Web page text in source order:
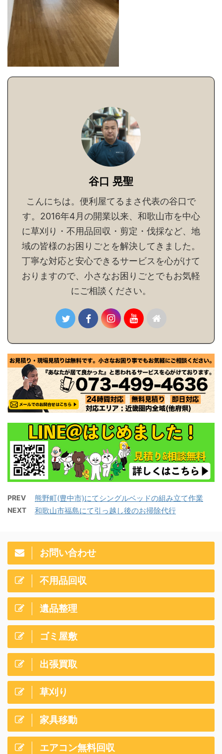
谷口 晃聖
こんにちは。便利屋てるまさ代表の谷口で
す。2016年4月の開業以来、和歌山市を中心
に草刈り・不用品回収・剪定・伐採など、地
域の皆様のお困りごとを解決してきました。
丁寧な対応と安心できるサービスを心がけて
おりますので、小さなお困りごとでもお気軽
にご相談ください。
PREV 熊野町(豊中市)にてシングルベッドの組み立て作業
NEXT 和歌山市福島にて引っ越し後のお掃除代行
お問い合わせ
不用品回収
遺品整理
ゴミ屋敷
出張買取
草刈り
家具移動
エアコン無料回収